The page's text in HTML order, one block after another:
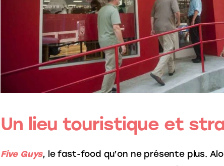
Un lieu touristique et
Five Guys, le fast-food qu’on ne présente plus.